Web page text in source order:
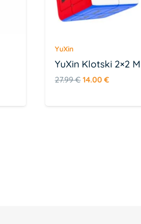
YuXin
YuXin Klotski 2×2 M
27.99€ Algne
oli:
14.00 €Praegune
on: